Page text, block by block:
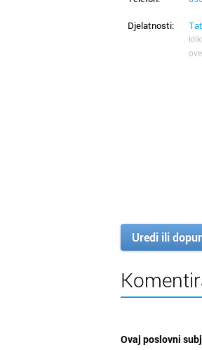
Djelatnosti:
Uredi ili
Ovaj poslovni